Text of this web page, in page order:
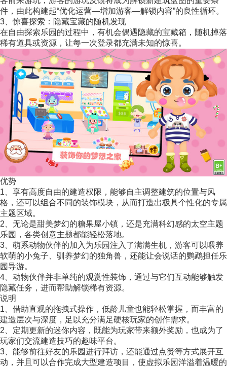
件，由此构建起“优化运营—增加游客—解锁内容”的良性循环。
3、惊喜探索：隐藏宝藏的随机发现
在自由探索乐园的过程中，有机会偶遇隐藏的宝藏箱，随机掉落
稀有道具或资源，让每一次登录都充满未知的惊喜。
优势
1、享有高度自由的建造权限，能够自主调整建筑的位置与风
格，还可以组合不同的装饰模块，从而打造出极具个性化的专属
主题区域。
2、无论是甜美梦幻的糖果屋小镇，还是充满科幻感的太空主题
乐园，各类创意主题都能轻松落地。
3、萌系动物伙伴的加入为乐园注入了满满生机，游客可以喂养
软萌的小兔子、驯养梦幻的独角兽，还能让会说话的鹦鹉担任乐
园导游。
4、动物伙伴并非单纯的观赏性装饰，通过与它们互动能够触发
隐藏任务，进而帮助解锁稀有资源。
说明
1、借助直观的拖拽式操作，低龄儿童也能轻松掌握，而丰富的
建造层次与深度，足以充分满足硬核玩家的创作需求。
2、定期更新的迷你内容，既能为玩家带来额外奖励，也成为了
玩家们交流建造技巧的趣味平台。
3、能够前往好友的乐园进行拜访，还能通过点赞等方式展开互
动，并且可以合作完成大型建造项目，使虚拟乐园洋溢着温暖的